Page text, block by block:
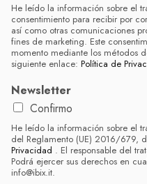
í
n
e
a
1
)
o
p
o
s
t
a
He leído la información sobre el
consentimiento para recibir por
así como otras comunicaciones
fines de marketing. Este
momento mediante los métodos
siguiente enlace: Política de
Newsletter
Confirmo
He leído la información sobre el
del Reglamento (UE) 2016/679,
Privacidad . El responsable del
Podrá ejercer sus derechos en
info@ibix.it.